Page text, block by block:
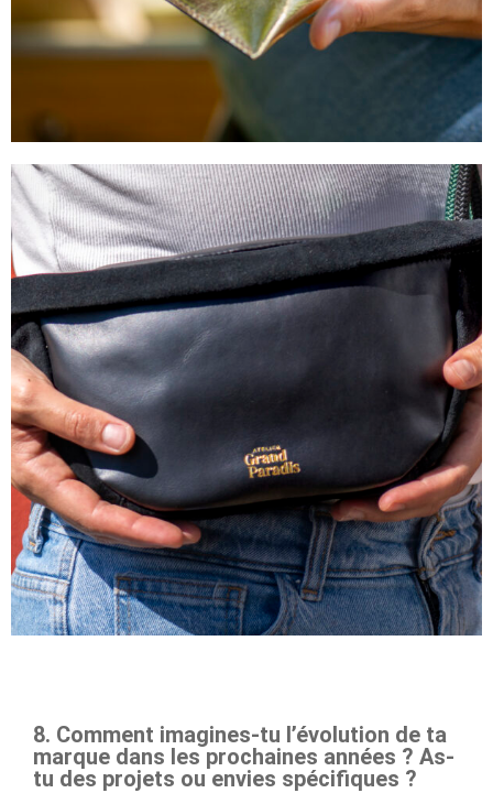
8. Comment imagines-tu l’évolution de ta
marque dans les prochaines années ? As-
tu des projets ou envies spécifiques ?